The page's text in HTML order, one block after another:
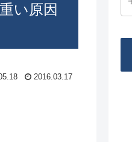
い原因
2016.03.17